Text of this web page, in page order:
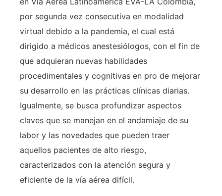
por segunda vez consecutiva en modalidad
virtual debido a la pandemia, el cual está
dirigido a médicos anestesiólogos, con el fin de
que adquieran nuevas habilidades
procedimentales y cognitivas en pro de mejorar
su desarrollo en las prácticas clínicas diarias.
Igualmente, se busca profundizar aspectos
claves que se manejan en el andamiaje de su
labor y las novedades que pueden traer
aquellos pacientes de alto riesgo,
caracterizados con la atención segura y
eficiente de la vía aérea difícil.